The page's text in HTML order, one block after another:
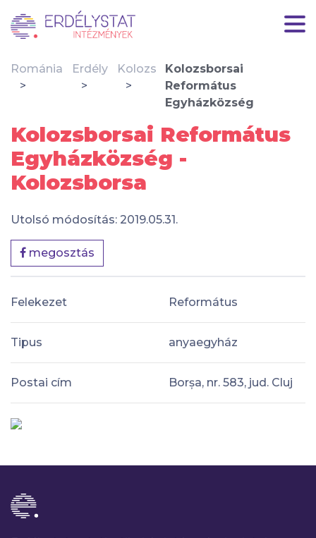
Románia Erdély Kolozs
Kolozsborsai
Református
Egyházközség
Kolozsborsai Református
Egyházközség -
Kolozsborsa
Utolsó módosítás: 2019.05.31.
megosztás
Felekezet Református
Tipus anyaegyház
Postai cím Borșa, nr. 583, jud. Cluj